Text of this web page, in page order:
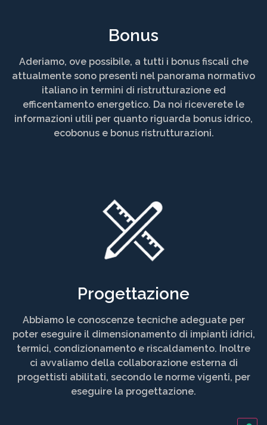
Bonus
Aderiamo, ove possibile, a tutti i bonus fiscali che
attualmente sono presenti nel panorama normativo
italiano in termini di ristrutturazione ed
efficentamento energetico. Da noi riceverete le
informazioni utili per quanto riguarda bonus idrico,
ecobonus e bonus ristrutturazioni.
Progettazione
Abbiamo le conoscenze tecniche adeguate per
poter eseguire il dimensionamento di impianti idrici,
termici, condizionamento e riscaldamento. Inoltre
ci avvaliamo della collaborazione esterna di
progettisti abilitati, secondo le norme vigenti, per
eseguire la progettazione.